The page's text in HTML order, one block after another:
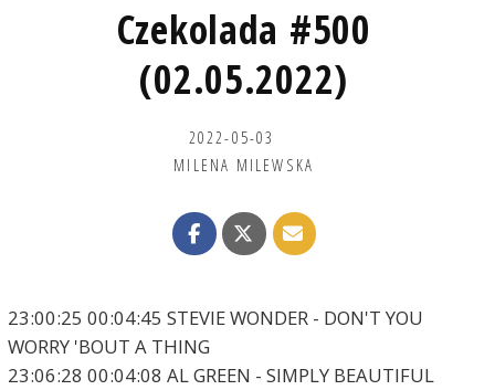
Czekolada #500
(02.05.2022)
2022-05-03
MILENA MILEWSKA
23:00:25 00:04:45 STEVIE WONDER - DON'T YOU
WORRY 'BOUT A THING
23:06:28 00:04:08 AL GREEN - SIMPLY BEAUTIFUL